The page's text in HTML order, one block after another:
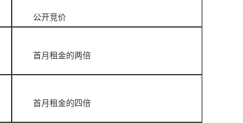
公开竞价
首月租金的两倍
首月租金的四倍